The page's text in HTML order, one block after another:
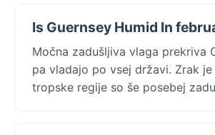
Is Guernsey Humid In
Močna zadušljiva vlaga prekriva
pa vladajo po vsej državi. Zrak
tropske regije so še posebej